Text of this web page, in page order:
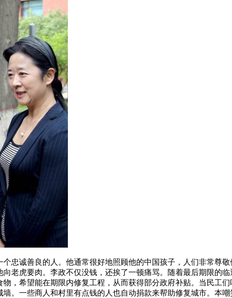
忠诚善良的人。他通常很好地照顾他的中国孩子，人们非常尊
老虎要肉。李政不仅没钱，还挨了一顿痛骂。随着最后期限的
，希望能在期限内修复工程，从而获得部分政府补贴。当民工
。一些商人和村里有点钱的人也自动捐款来帮助修复城市。本